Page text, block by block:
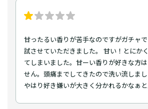
甘ったるい香りが苦手なのですがガチャ
試させていただきました。 甘い！とにか
てしまいました。甘ーい香りが好きな方
せん。頭痛までしてきたので洗い流しま
やはり好き嫌いが大きく分かれるかなぁと